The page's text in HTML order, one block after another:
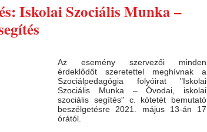
Iskolai Szociális Munka –
Az esemény szervezői minden
érdeklődőt szeretettel meghívnak a
Szociálpedagógia folyóirat "Iskolai
Szociális Munka – Óvodai, iskolai
szociális segítés" c. kötetét bemutató
beszélgetésre 2021. május 13-án 17
órától.